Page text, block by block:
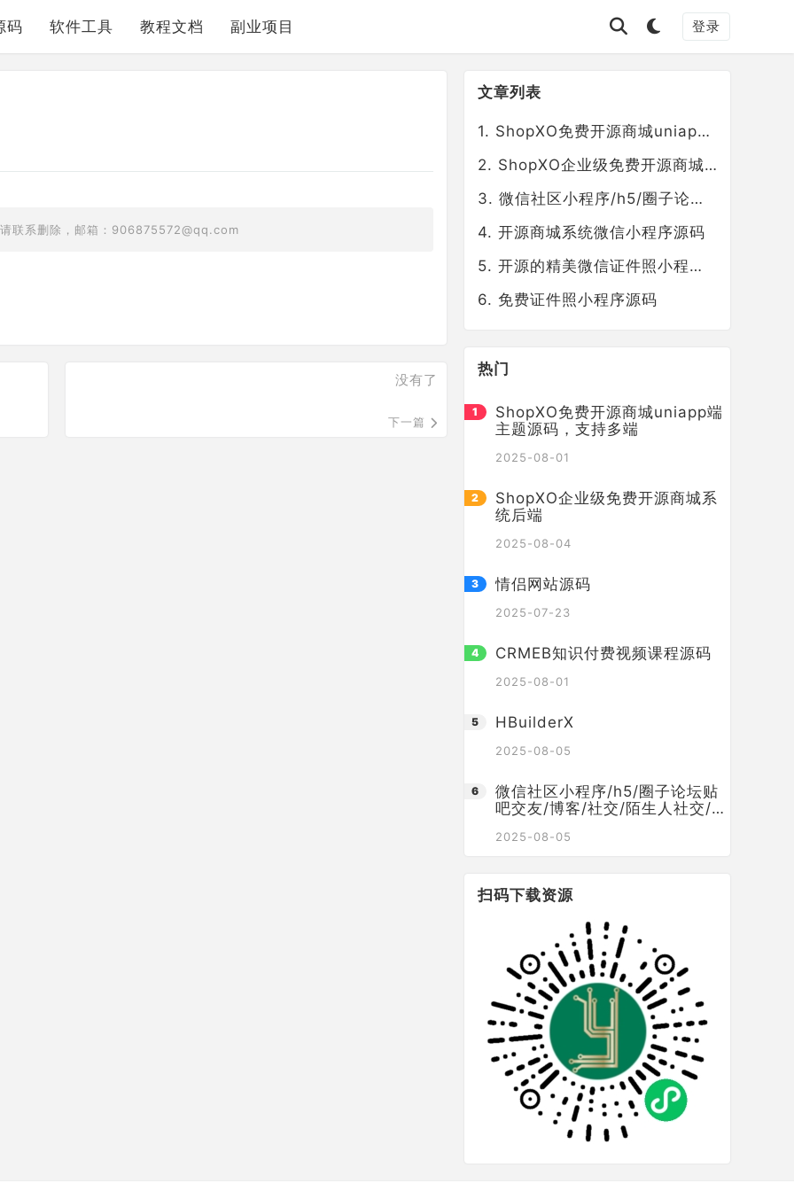
码 软件工具 教程文档 副业项目 登录
联系删除，邮箱：906875572@qq.com
没有了
下一篇
文章列表
ShopXO免费开源商城uniapp端主题源码，支持多端
ShopXO企业级免费开源商城系统后端
微信社区小程序/h5/圈子论坛贴吧交友/博客/社交/陌生人社交/宠物/话题/私域/同城引流
开源商城系统微信小程序源码
开源的精美微信证件照小程序，前端+后端
免费证件照小程序源码
热门
ShopXO免费开源商城uniapp端
主题源码，支持多端
2025-08-01
ShopXO企业级免费开源商城系
统后端
2025-08-04
情侣网站源码
2025-07-23
CRMEB知识付费视频课程源码
2025-08-01
HBuilderX
2025-08-05
微信社区小程序/h5/圈子论坛贴
吧交友/博客/社交/陌生人社交/宠
2025-08-05
扫码下载资源